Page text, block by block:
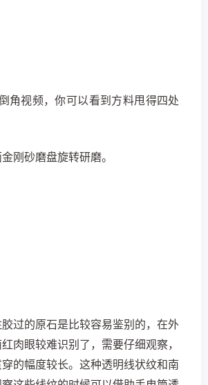
角视频，你可以看到方料甩得四处
刚砂磨盘旋转研磨。
过的原石是比较容易鉴别的，在外
肉眼较难识别了，需要仔细观察，
的幅度较长。这种透明线状纹和南